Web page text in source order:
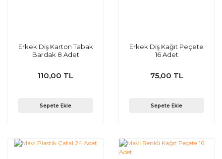
Erkek Diş Karton Tabak
Bardak 8 Adet
110,00 TL
Sepete Ekle
Erkek Diş Kağıt Peçete
16 Adet
75,00 TL
Sepete Ekle